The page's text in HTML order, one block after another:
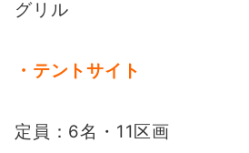
グリル
・テントサイト
定員：6名・11区画